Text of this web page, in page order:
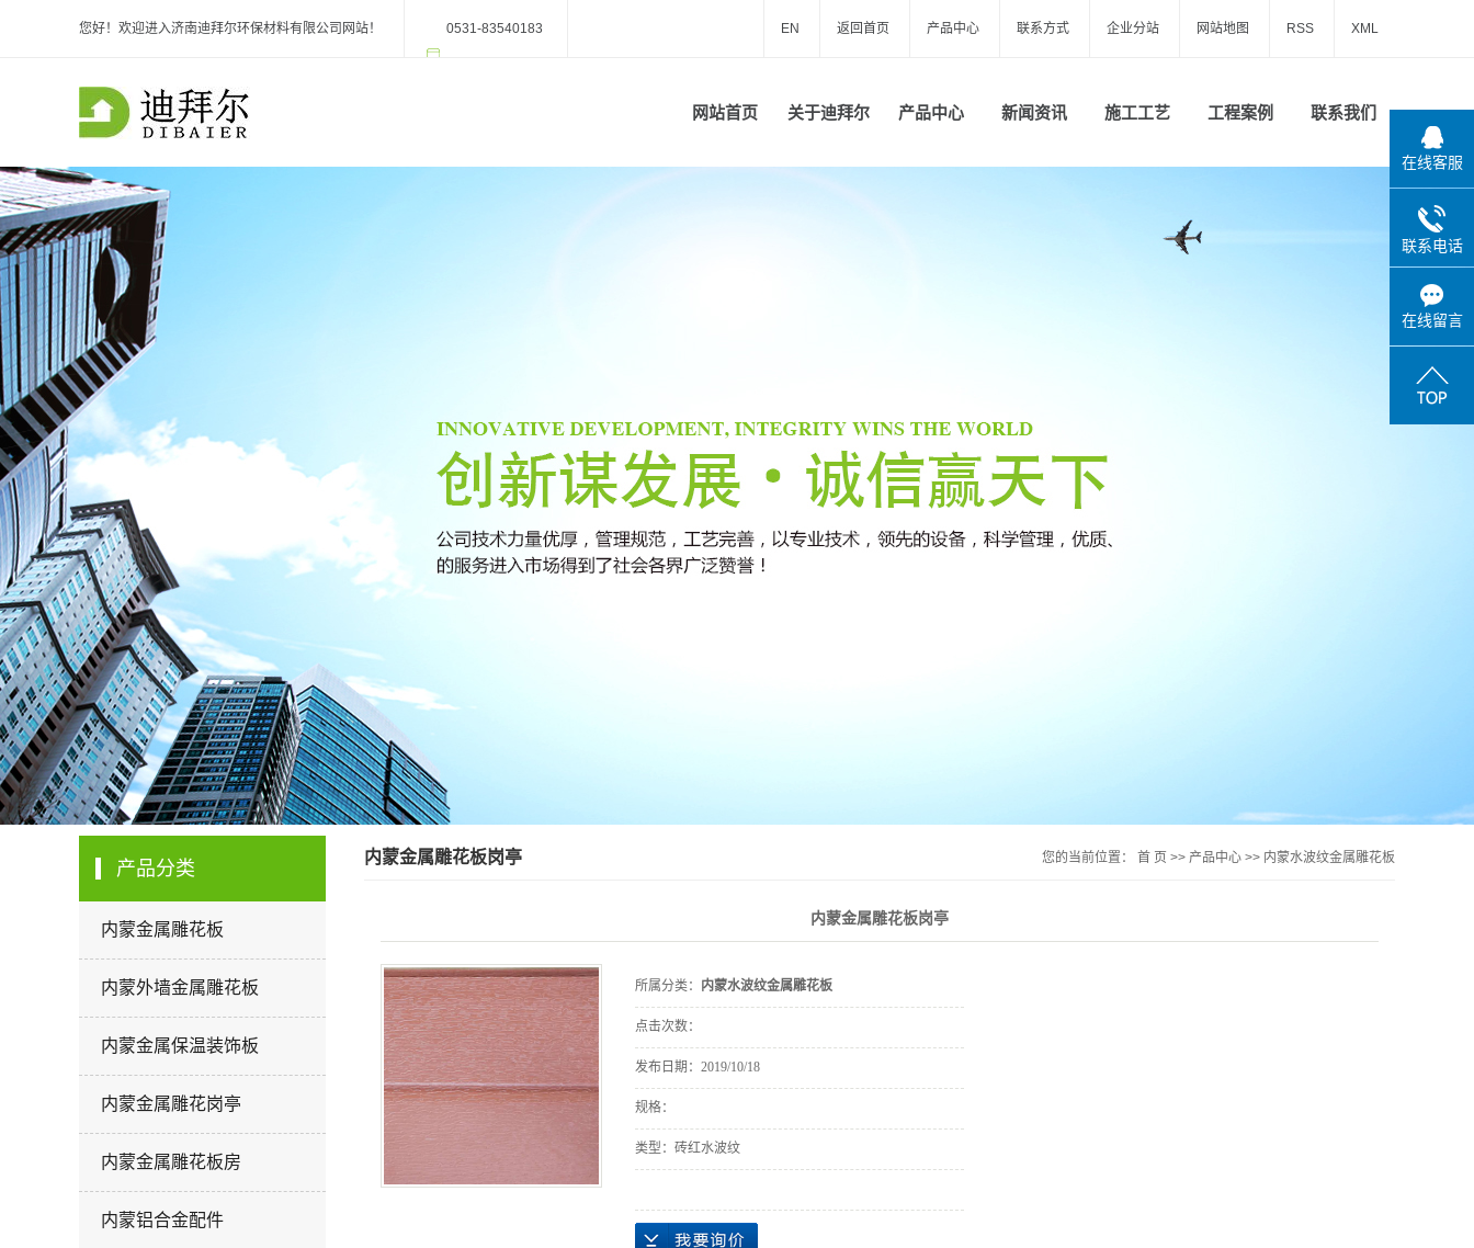
您好！欢迎进入济南迪拜尔环保材料有限公司网站！ 0531-83540183 EN 返回首页 产品中心 联系方式 企业分站 网站地图 RSS XML
网站首页 关于迪拜尔 产品中心
内蒙同材质配件
新闻资讯 施工工艺 工程案例 联系我们
产品分类
内蒙金属雕花板
内蒙外墙金属雕花板
内蒙金属保温装饰板
内蒙金属雕花岗亭
内蒙金属雕花板房
内蒙铝合金配件
内蒙金属雕花板岗亭 您的当前位置： 首 页 >> 产品中心 >> 内蒙水波纹金属雕花板
内蒙金属雕花板岗亭
所属分类： 内蒙水波纹金属雕花板
点击次数：
发布日期： 2019/10/18
规格：
类型：砖红水波纹
在线客服
联系电话
在线留言